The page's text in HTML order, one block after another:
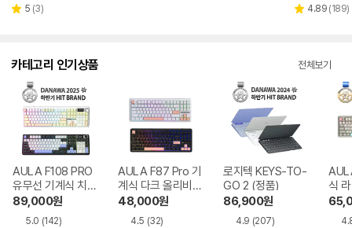
페이
별 5 리
(3)
별 4.89 리
(189)
카테고리 인기상품 전체보기
AULA F108 PRO
유무선 기계식 치즈
화이트 한글
89,000원
5.0 (142)
AULA F87 Pro 기
계식 다크 올리비아
한글
48,000원
4.5 (32)
로지텍 KEYS-TO-
GO 2 (정품)
86,900원
4.9 (207)
식